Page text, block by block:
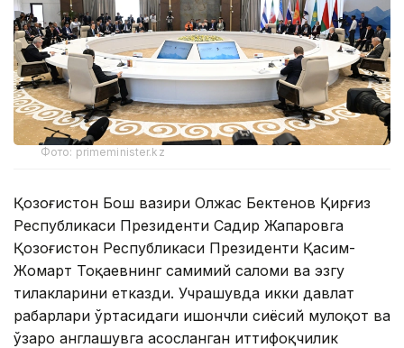
Фото: primeminister.kz
Қозоғистон Бош вазири Олжас Бектенов Қирғиз
Республикаси Президенти Садир Жапаровга
Қозоғистон Республикаси Президенти Қасим-
Жомарт Тоқаевнинг самимий саломи ва эзгу
тилакларини етказди. Учрашувда икки давлат
раҳбарлари ўртасидаги ишончли сиёсий мулоқот ва
ўзаро англашувга асосланган иттифоқчилик